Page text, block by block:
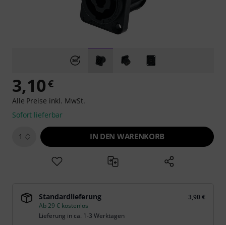
3,10€
Alle Preise inkl. MwSt.
Sofort lieferbar
1 IN DEN WARENKORB
Standardlieferung
3,90 €
Ab 29 € kostenlos
Lieferung in ca. 1-3 Werktagen